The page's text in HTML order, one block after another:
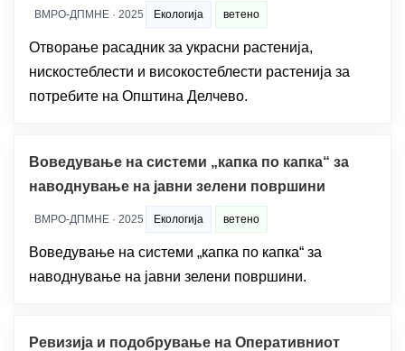
ВМРО-ДПМНЕ · 2025 Екологија ветено
Отворање расадник за украсни растенија,
нискостеблести и високостеблести растенија за
потребите на Општина Делчево.
Воведување на системи „капка по капка“ за
наводнување на јавни зелени површини
ВМРО-ДПМНЕ · 2025 Екологија ветено
Воведување на системи „капка по капка“ за
наводнување на јавни зелени површини.
Ревизија и подобрување на Оперативниот